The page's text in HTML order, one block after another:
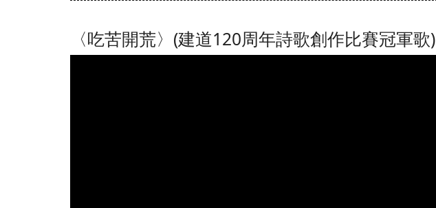
〈吃苦開荒〉(建道120周年詩歌創作比賽冠軍歌)